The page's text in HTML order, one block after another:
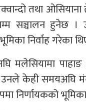
तथा
सञ्चालन हुनेछ ।
निर्वाह गरेका
पाहाङ
उनले केही समयअघि
निर्णायकको